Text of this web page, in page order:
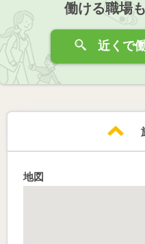
働ける職場
近くで
地図